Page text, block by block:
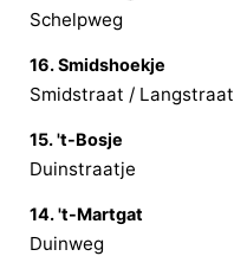
Schelpweg
16. Smidshoekje
Smidstraat / Langstraat
15. 't-Bosje
Duinstraatje
14. 't-Martgat
Duinweg